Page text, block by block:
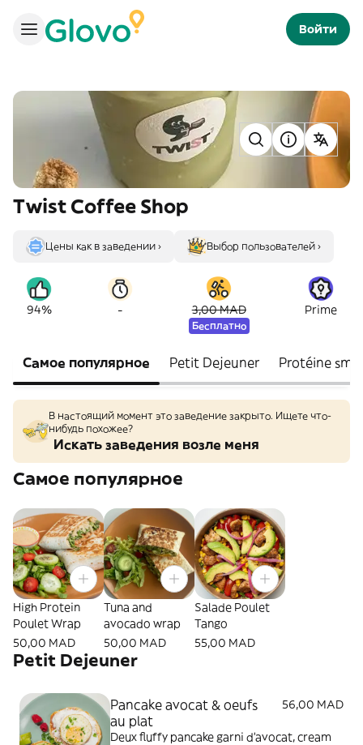
Войти
Twist Coffee Shop
Цены как в заведении › Выбор пользователей ›
94% - 3,00 MAD
Бесплатно
Prime
Самое популярное Petit Dejeuner Protéine
В настоящий момент это заведение закрыто. Ищете что-
нибудь похожее?
Искать заведения возле меня
Самое популярное
High Protein
Poulet Wrap
50,00 MAD
Tuna and
avocado wrap
50,00 MAD
Salade Poulet
Tango
55,00 MAD
Petit Dejeuner
Pancake avocat & oeufs
au plat
56,00 MAD
Deux fluffy pancake garni d'avocat, cream